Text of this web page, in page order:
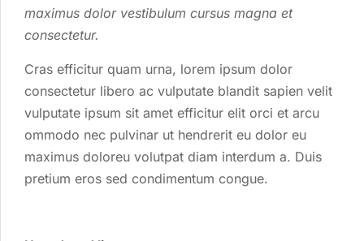
maximus dolor vestibulum cursus magna et
consectetur.
Cras efficitur quam urna, lorem ipsum dolor
consectetur libero ac vulputate blandit sapien velit
vulputate ipsum sit amet efficitur elit orci et arcu
ommodo nec pulvinar ut hendrerit eu dolor eu
maximus doloreu volutpat diam interdum a. Duis
pretium eros sed condimentum congue.